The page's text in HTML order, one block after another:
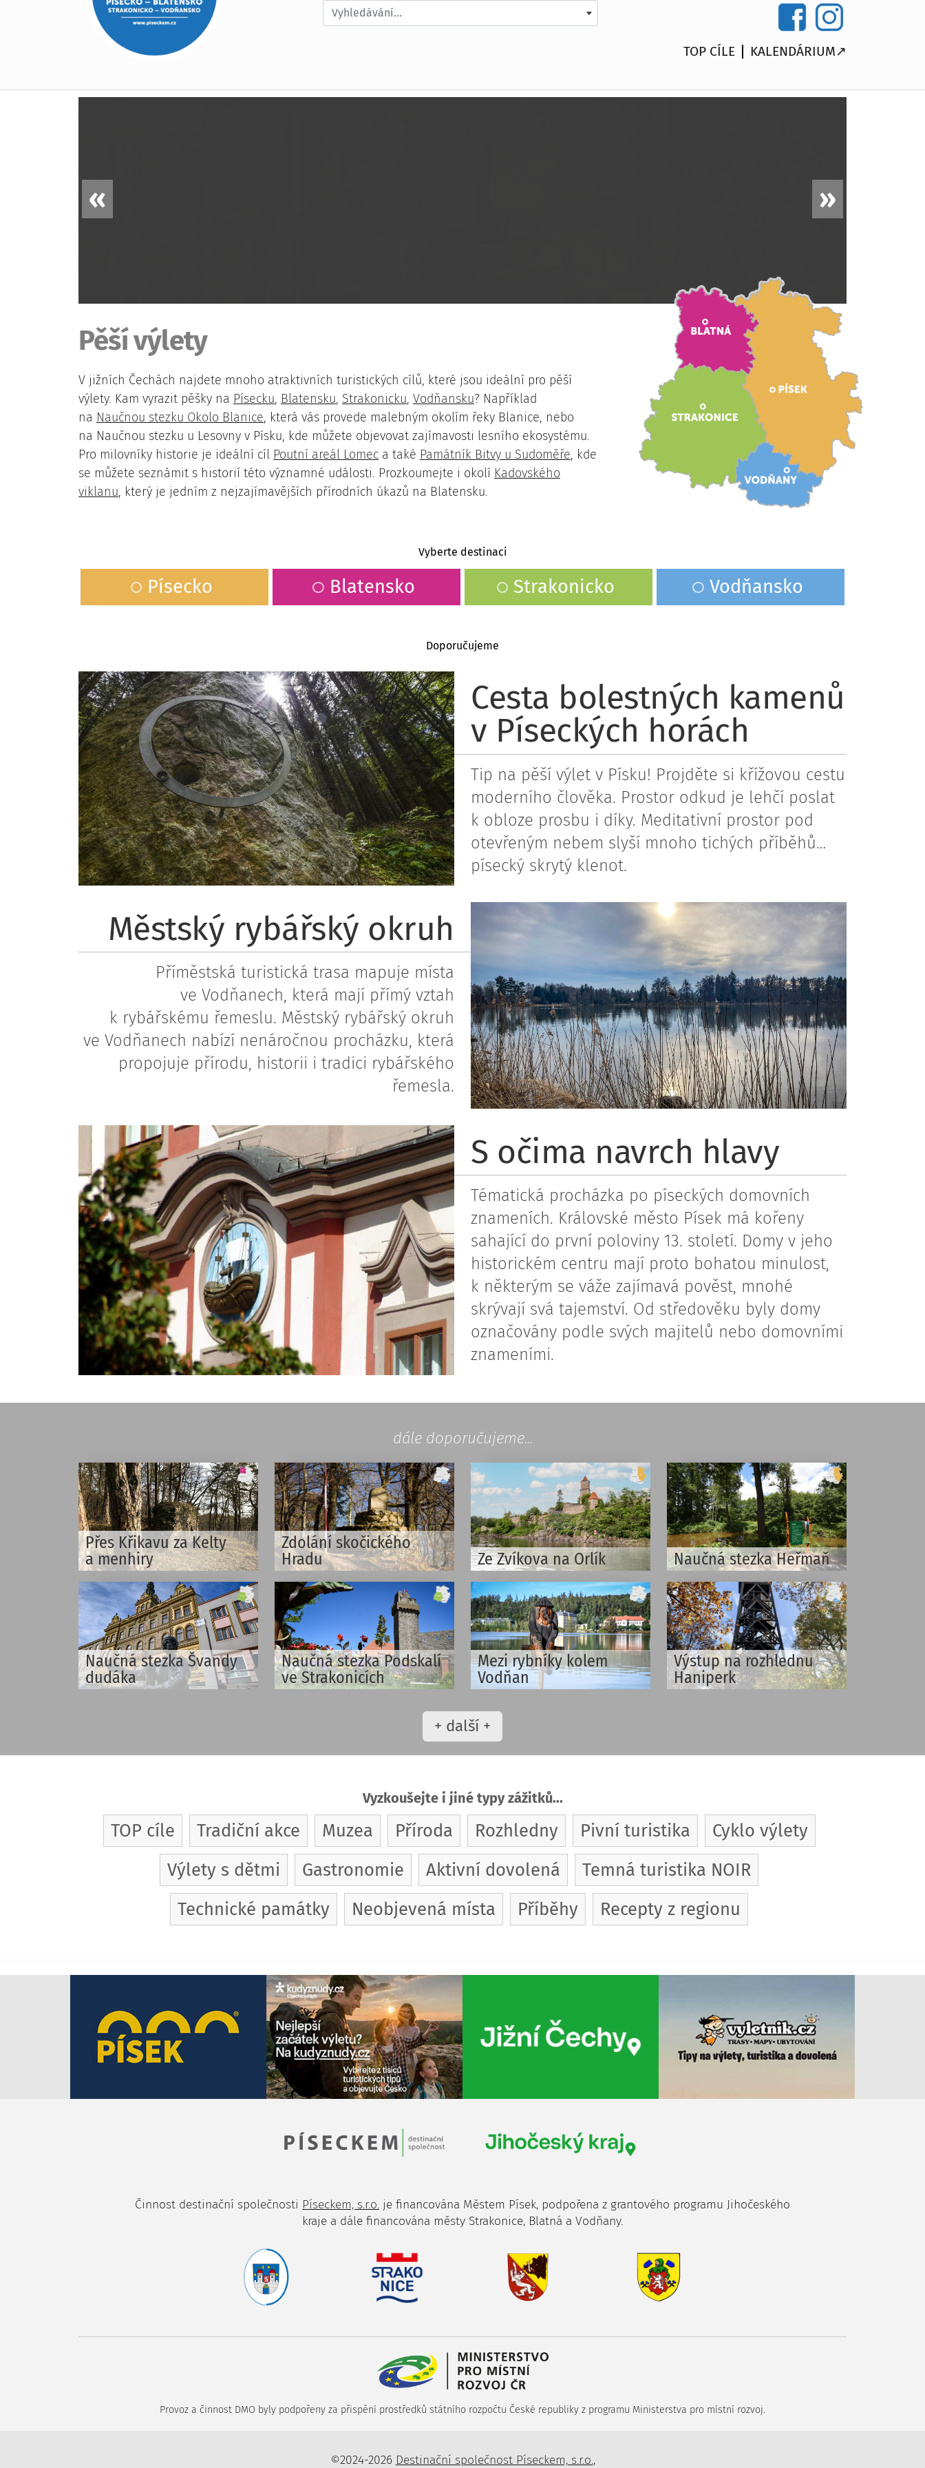
Vyhledávání...
TOP CÍLE KALENDÁRIUM↗
S očima navrch hlavy
Městský rybářský okruh
Cesta bolestných kamenů v Píseckých horách
Pěší výlety
V jižních Čechách najdete mnoho atraktivních turistických cílů, které jsou ideální pro pěší
výlety. Kam vyrazit pěšky na Písecku, Blatensku, Strakonicku, Vodňansku? Například
na Naučnou stezku Okolo Blanice, která vás provede malebným okolím řeky Blanice, nebo
na Naučnou stezku u Lesovny v Písku, kde můžete objevovat zajímavosti lesního ekosystému.
Pro milovníky historie je ideální cíl Poutní areál Lomec a také Památník Bitvy u Sudoměře, kde
se můžete seznámit s historií této významné události. Prozkoumejte i okolí Kadovského
viklanu, který je jedním z nejzajímavějších přírodních úkazů na Blatensku.
Vyberte destinaci
Písecko Blatensko Strakonicko Vodňansko
Doporučujeme
Cesta bolestných kamenů
v Píseckých horách
Tip na pěší výlet v Písku! Projděte si křížovou cestu
moderního člověka. Prostor odkud je lehčí poslat
k obloze prosbu i díky. Meditativní prostor pod
otevřeným nebem slyší mnoho tichých příběhů…
písecký skrytý klenot.
Městský rybářský okruh
Příměstská turistická trasa mapuje místa
ve Vodňanech, která mají přímý vztah
k rybářskému řemeslu. Městský rybářský okruh
ve Vodňanech nabízí nenáročnou procházku, která
propojuje přírodu, historii i tradici rybářského
řemesla.
S očima navrch hlavy
Tématická procházka po píseckých domovních
znameních. Královské město Písek má kořeny
sahající do první poloviny 13. století. Domy v jeho
historickém centru mají proto bohatou minulost,
k některým se váže zajímavá pověst, mnohé
skrývají svá tajemství. Od středověku byly domy
označovány podle svých majitelů nebo domovními
znameními.
dále doporučujeme...
Přes Křikavu za Kelty
a menhiry
Zdolání skočického
Hradu
Ze Zvíkova na Orlík Naučná stezka Heřmaň
Naučná stezka Švandy
dudáka
Naučná stezka Podskalí
ve Strakonicích
Mezi rybníky kolem
Vodňan
Výstup na rozhlednu
Haniperk
+ další +
Vyzkoušejte i jiné typy zážitků...
TOP cíle Tradiční akce Muzea Příroda Rozhledny Pivní turistika
Cyklo výlety
Výlety s dětmi
Gastronomie Aktivní dovolená
Temná turistika NOIR
Technické památky
Neobjevená místa Příběhy Recepty z regionu
Činnost destinační společnosti Píseckem, s.r.o. je financována Městem Písek, podpořena z grantového programu Jihočeského
kraje a dále financována městy Strakonice, Blatná a Vodňany.
Provoz a činnost DMO byly podpořeny za přispění prostředků státního rozpočtu České republiky z programu Ministerstva pro místní rozvoj.
©2024-2026 Destinační společnost Píseckem, s.r.o.,